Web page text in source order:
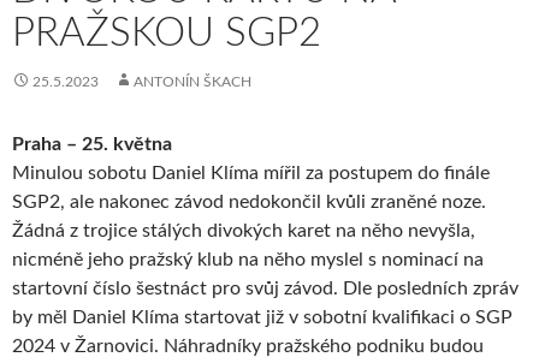
PRAŽSKOU SGP2
25.5.2023 ANTONÍN ŠKACH
Praha – 25. května
Minulou sobotu Daniel Klíma mířil za postupem do finále
SGP2, ale nakonec závod nedokončil kvůli zraněné noze.
Žádná z trojice stálých divokých karet na něho nevyšla,
nicméně jeho pražský klub na něho myslel s nominací na
startovní číslo šestnáct pro svůj závod. Dle posledních zpráv
by měl Daniel Klíma startovat již v sobotní kvalifikaci o SGP
2024 v Žarnovici. Náhradníky pražského podniku budou